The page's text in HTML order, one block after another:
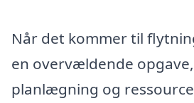
Når det kommer til
en overvældende
planlægning og